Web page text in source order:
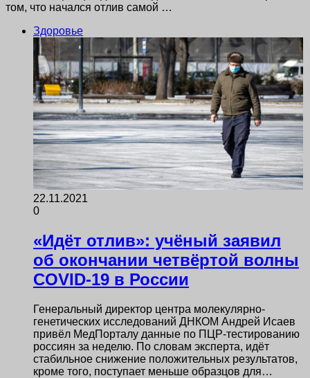
том, что начался отлив самой …
Здоровье
22.11.2021
0
«Идёт отлив»: учёный заявил
об окончании четвёртой волны
COVID-19 в России
Генеральный директор центра молекулярно-
генетических исследований ДНКОМ Андрей Исаев
привёл МедПорталу данные по ПЦР-тестированию
россиян за неделю. По словам эксперта, идёт
стабильное снижение положительных результатов,
кроме того, поступает меньше образцов для…